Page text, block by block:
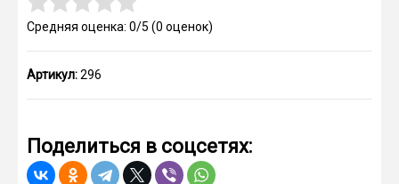
Средняя оценка: 0/5 (0 оценок)
Артикул:296
Поделиться в соцсетях: